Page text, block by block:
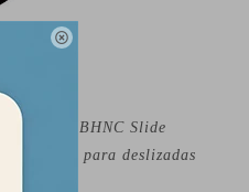

Sector 9 BHNC Slide
definitivo para deslizadas